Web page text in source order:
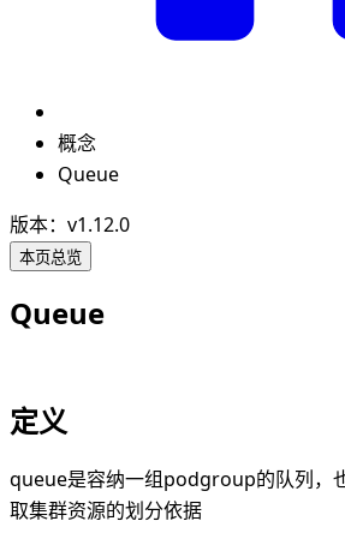
概念
Queue
版本：v1.12.0
本页总览
Queue
定义
queue是容纳一组podgroup的队列，
取集群资源的划分依据